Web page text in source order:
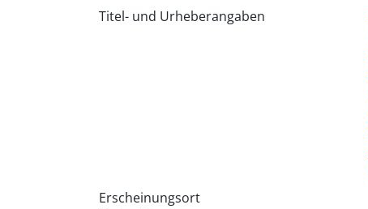
Titel- und Urheberangaben
Erscheinungsort